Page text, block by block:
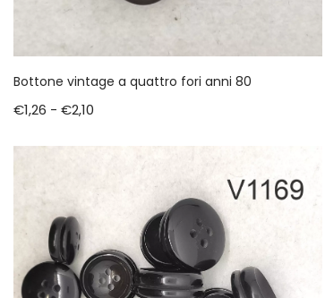
Bottone vintage a quattro fori anni 80
€1,26 - €2,10